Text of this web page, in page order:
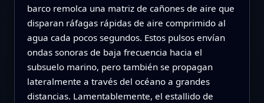
barco remolca una matriz de cañones de aire que
disparan ráfagas rápidas de aire comprimido al
agua cada pocos segundos. Estos pulsos envían
ondas sonoras de baja frecuencia hacia el
subsuelo marino, pero también se propagan
lateralmente a través del océano a grandes
distancias. Lamentablemente, el estallido de